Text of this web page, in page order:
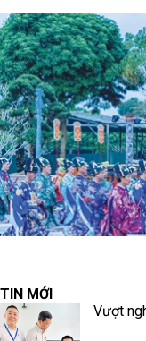
TIN MỚI
Vượt